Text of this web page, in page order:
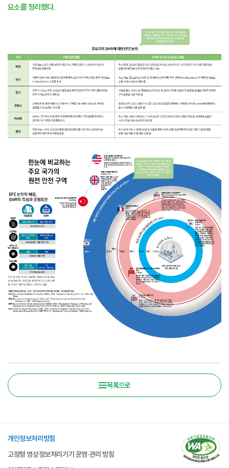
요소를 정리했다.
목록으로
개인정보처리방침
고정형 영상정보처리기기 운영·관리 방침